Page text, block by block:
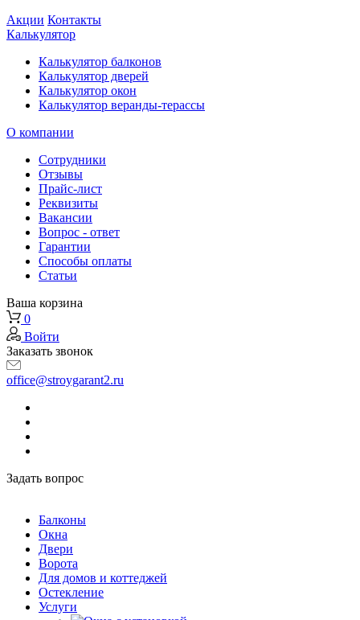
Акции Контакты
Калькулятор
Калькулятор балконов
Калькулятор дверей
Калькулятор окон
Калькулятор веранды-терассы
О компании
Сотрудники
Отзывы
Прайс-лист
Реквизиты
Вакансии
Вопрос - ответ
Гарантии
Способы оплаты
Статьи
Ваша корзина
0
Войти
Заказать звонок
office@stroygarant2.ru
Задать вопрос
Балконы
Окна
Двери
Ворота
Для домов и коттеджей
Остекление
Услуги